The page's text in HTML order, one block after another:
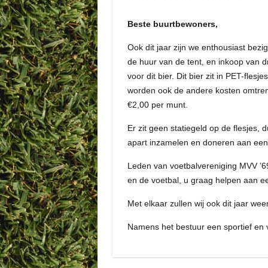
Beste buurtbewoners,
Ook dit jaar zijn we enthousiast
de huur van de tent, en inkoop van
voor dit bier. Dit bier zit in PET-
worden ook de andere kosten
€2,00 per munt.
Er zit geen statiegeld op de flesjes,
apart inzamelen en doneren aan
Leden van voetbalvereniging MVV
en de voetbal, u graag helpen aan
Met elkaar zullen wij ook dit jaar
Namens het bestuur een sportief en